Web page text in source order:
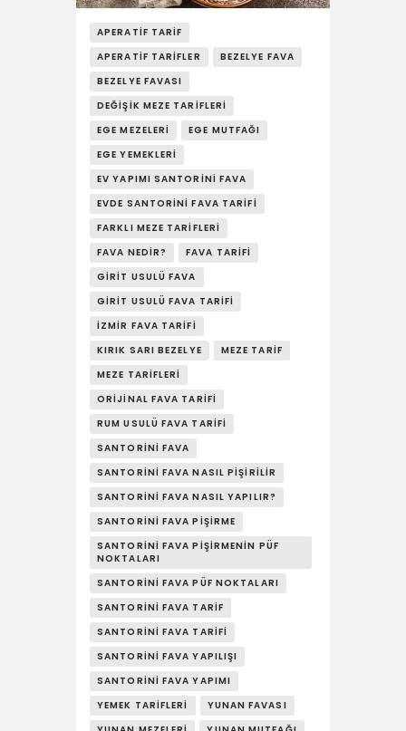
YAŞAM
SOSY’LE!
APERATIF TARIF
APERATIF TARIFLER
BEZELYE FAVA
BEZELYE FAVASI
DEĞIŞIK MEZE TARIFLERI
EGE MEZELERI
EGE MUTFAĞI
EGE YEMEKLERI
EV YAPIMI SANTORINI FAVA
EVDE SANTORINI FAVA TARIFI
FARKLI MEZE TARIFLERI
FAVA NEDIR?
FAVA TARIFI
GIRIT USULÜ FAVA
GIRIT USULÜ FAVA TARIFI
İZMIR FAVA TARIFI
KIRIK SARI BEZELYE
MEZE TARIF
MEZE TARIFLERI
ORIJINAL FAVA TARIFI
RUM USULÜ FAVA TARIFI
SANTORINI FAVA
SANTORINI FAVA NASIL PIŞIRILIR
SANTORINI FAVA NASIL YAPILIR?
SANTORINI FAVA PIŞIRME
SANTORINI FAVA PIŞIRMENIN PÜF
NOKTALARI
SANTORINI FAVA PÜF NOKTALARI
SANTORINI FAVA TARIF
SANTORINI FAVA TARIFI
SANTORINI FAVA YAPILIŞI
SANTORINI FAVA YAPIMI
YEMEK TARIFLERI
YUNAN FAVASI